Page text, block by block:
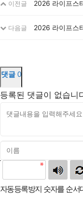
이전글 2026 라이프스
다음글 2026 라이프스
댓글 0
등록된 댓글이 없습니
자동등록방지 숫자를 순서